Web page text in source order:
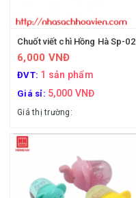
Chuốt viết chì Hồng Hà Sp-02
6,000 VNĐ
ĐVT: 1 sản phẩm
Giá sỉ: 5,000 VNĐ
Giá thị trường: